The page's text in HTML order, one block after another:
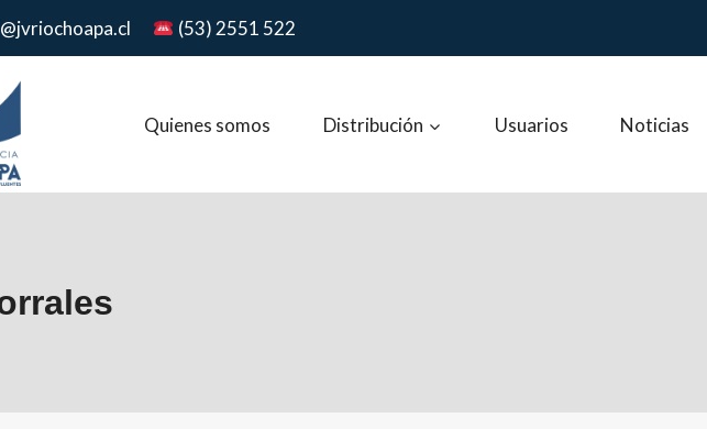
(53) 2551 522
Quienes somos Distribución Usuarios Noticias